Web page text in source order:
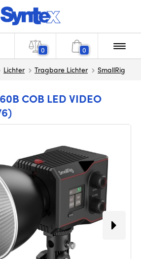
0 0
Lichter Tragbare Lichter SmallRig
COB LED VIDEO